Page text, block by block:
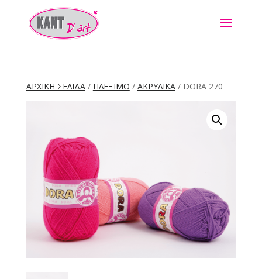
ΑΡΧΙΚΉ ΣΕΛΊΔΑ/ ΠΛΕΞΙΜΟ / ΑΚΡΥΛΙΚΑ/ DORA 270